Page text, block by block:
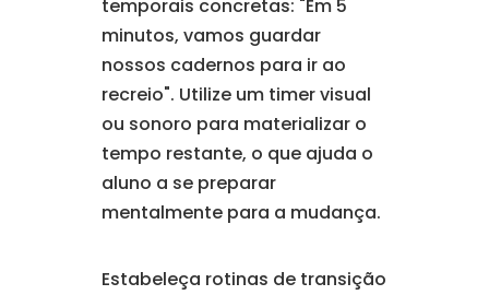
temporais concretas: "Em 5
minutos, vamos guardar
nossos cadernos para ir ao
recreio". Utilize um timer visual
ou sonoro para materializar o
tempo restante, o que ajuda o
aluno a se preparar
mentalmente para a mudança.
Estabeleça rotinas de transição